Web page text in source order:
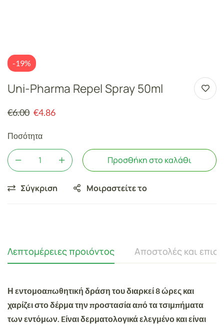
-19%
Uni-Pharma Repel Spray 50ml
€6.00 €4.86
Ποσότητα
Προσθήκη στο καλάθι
Σύγκριση Μοιραστείτε το
Λεπτομέρειες προιόντος Αποστολές και
Η εντομοαπωθητική δράση του διαρκεί 8 ώρες και
χαρίζει στο δέρμα την προστασία από τα τσιμπήματα
των εντόμων. Eίναι δερματολογικά ελεγμένο και είναι